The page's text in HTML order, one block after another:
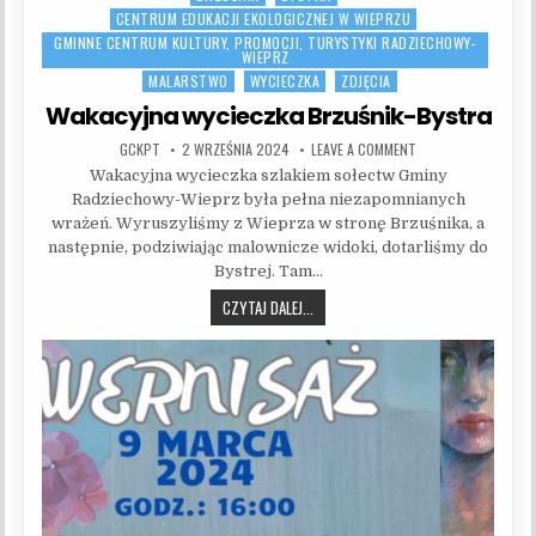
CENTRUM EDUKACJI EKOLOGICZNEJ W WIEPRZU
GMINNE CENTRUM KULTURY, PROMOCJI, TURYSTYKI RADZIECHOWY-
WIEPRZ
MALARSTWO
WYCIECZKA ZDJĘCIA
Wakacyjna wycieczka Brzuśnik-Bystra
AUTHOR:
GCKPT PUBLISHED DATE:
2 WRZEŚNIA 2024 LEAVE A COMMENT
Wakacyjna wycieczka szlakiem sołectw Gminy
Radziechowy-Wieprz była pełna niezapomnianych
wrażeń. Wyruszyliśmy z Wieprza w stronę Brzuśnika, a
następnie, podziwiając malownicze widoki, dotarliśmy do
Bystrej. Tam…
CZYTAJ DALEJ...